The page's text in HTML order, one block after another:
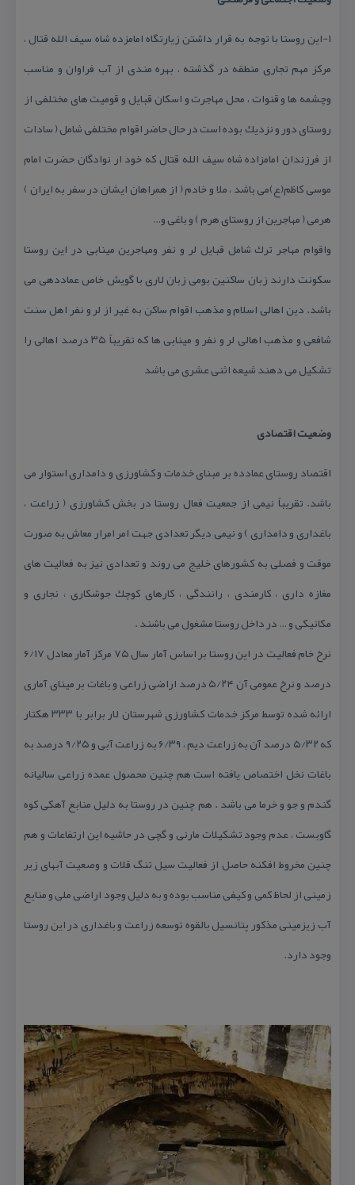
۱-این روستا با توجه به قرار داشتن زیارتگاه امامزده شاه سیف الله قتال ،
مركز مهم تجاری منطقه در گذشته ، بهره مندی از آب فراوان و مناسب
وچشمه ها و قنوات ، محل مهاجرت و اسكان قبایل و قومیت های مختلفی از
روستای دور و نزدیك بوده است در حال حاضر اقوام مختلفی شامل ( سادات
از فرزندان امامزاده شاه سیف الله قتال كه خود ار نوادگان حضرت امام
موسی كاظم(ع)می باشد ، ملا و خادم ( از همراهان ایشان در سفر به ایران )
هرمی ( مهاجرین از روستای هرم ) و باغی و…
واقوام مهاجر ترك شامل قبایل لر و نفر ومهاجرین مینابی در این روستا
سكونت دارند زبان ساكنین بومی زبان لاری با گویش خاص عماددهی می
باشد. دین اهالی اسلام و مذهب اقوام ساكن به غیر از لر و نفر اهل سنت
شافعی و مذهب اهالی لر و نفر و مینابی ها كه تقریباً ۳۵ درصد اهالی را
تشكیل می دهند شیعه اثنی عشری می باشد
وضعیت اقتصادی
اقتصاد روستای عمادده بر مبنای خدمات و كشاورزی و دامداری استوار می
باشد. تقریباً نیمی از جمعیت فعال روستا در بخش كشاورزی ( زراعت ،
باغداری و دامداری ) و نیمی دیگر تعدادی جهت امر امرار معاش به صورت
موقت و فصلی به كشورهای خلیج می روند و تعدادی نیز به فعالیت های
مغازه داری ، كارمندی ، رانندگی ، كارهای كوچك جوشكاری ، نجاری و
مكانیكی و … در داخل روستا مشغول می باشند .
نرخ خام فعالیت در این روستا بر اساس آمار سال ۷۵ مركز آمار معادل ۶/۱۷
درصد و نرخ عمومی آن ۵/۲۴ درصد اراضی زراعی و باغات بر مینای آماری
ارائه شده توسط مركز خدمات كشاورزی شهرستان لار برابر با ۳۳۳ هكتار
كه ۵/۳۲ درصد آن به زراعت دیم ، ۶/۳۹ به زراعت آبی و ۹/۲۵ درصد به
باغات نخل اختصاص یافته است هم چنین محصول عمده زراعی سالیانه
گندم و جو و خرما می باشد . هم چنین در روستا به دلیل منابع آهكی كوه
گاوبست ، عدم وجود تشكیلات مارنی و گچی در حاشیه این ارتفاعات و هم
چنین مخروط افكنه حاصل از فعالیت سیل تنگ قلات و وصعیت آبهای زیر
زمینی از لحاظ كمی و كیفی مناسب بوده و به دلیل وجود اراضی ملی و منایع
آب زیزمینی مذكور پتانسیل بالقوه توسعه زراعت و باغداری در این روستا
وجود دارد.